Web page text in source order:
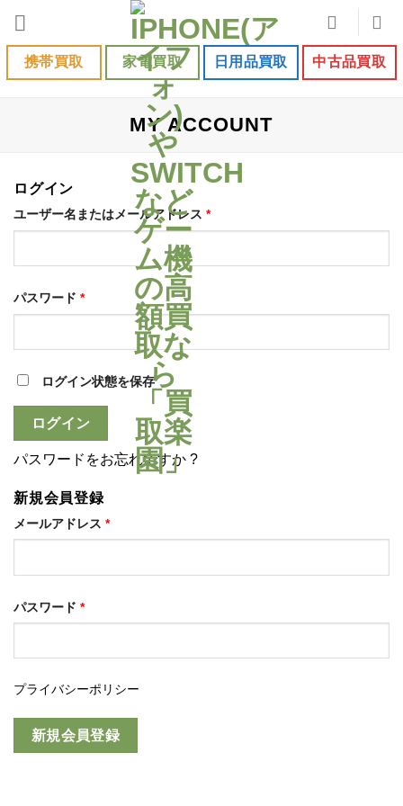
content携帯買取 家電買取 日用品買取 中古品買取
MY ACCOUNT
ログイン
ユーザー名またはメールアドレス *
パスワード *
ログイン状態を保存
ログイン
パスワードをお忘れですか ?
新規会員登録
メールアドレス *
パスワード *
プライバシーポリシー
新規会員登録